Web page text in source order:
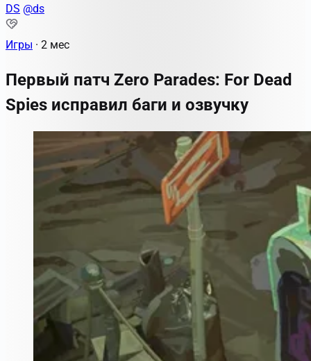
DS @ds
Игры · 2 мес
Первый патч Zero Parades: For Dead
Spies исправил баги и озвучку